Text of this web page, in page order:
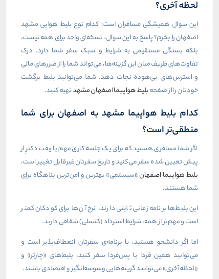
لحظه آخری؟
این سوال همیشگی مسافران است: کدام نوع بلیط هوایی مشهد
اصفهان را بخرم؟ پاسخ به این سوال، نسخه‌ای واحد برای همه نیست،
بلکه بستگی مستقیمی به شرایط و سبک سفر شما دارد. درک
تفاوت‌های ظریف میان این گزینه‌ها، می‌تواند شما را از ضررهای مالی
و استرس‌های بی‌هوده نجات دهد. شما می‌توانید بلیط برگشت
خودتان را از صفحهبلیط هواپیما اصفهان مشهدتهیه کنید.
کدام بلیط هواپیما مشهد به اصفهان برای شما
منطقی‌تر است؟
اگر شما مسافری هستید که برای یک جلسه کاری مهم یا وقت دکترِ از
پیش تعیین شده سفر می‌کنید و تاریخ سفرتان غیرقابل تغییر است،
بلیط هواپیما اصفهان«سیستمی» بهترین و امن‌ترین پناهگاه برای
شما هستند.
این بلیط‌ها برنامه زمانی ثابتی دارند، نرخ آن‌ها برای کودکان کمتر
است و مهم‌تر از همه، شرایط استرداد (کنسلی) شفافی دارند.
اما اگر دانشجو هستید، یا برنامه‌ی سفرتان انعطاف‌پذیر است و
می‌توانید همین فردا یا پس‌فردا سفر کنید، بلیط‌های «چارتر» و
«لحظه آخری» می‌توانند گزینه‌هایی وسوسه‌انگیز و اقتصادی باشند.